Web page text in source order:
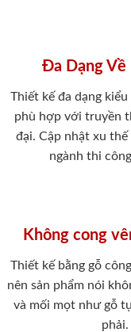
Đa Dạng Về
Thiết kế đa dạng kiểu
phù hợp với truyền
đại. Cập nhật xu
ngành thi
Không cong
Thiết kế bằng gỗ
nên sản phẩm nói
và mối mọt như gỗ
phải.